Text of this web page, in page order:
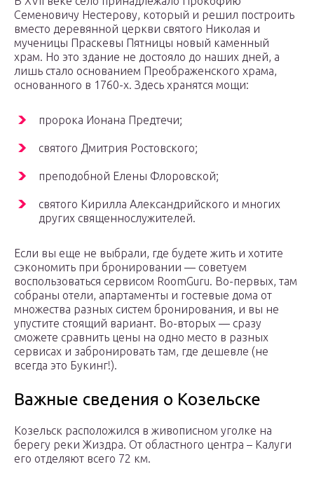
Семеновичу Нестерову, который и решил построить
вместо деревянной церкви святого Николая и
мученицы Праскевы Пятницы новый каменный
храм. Но это здание не достояло до наших дней, а
лишь стало основанием Преображенского храма,
основанного в 1760-х. Здесь хранятся мощи:
пророка Ионана Предтечи;
святого Дмитрия Ростовского;
преподобной Елены Флоровской;
святого Кирилла Александрийского и многих
других священнослужителей.
Если вы еще не выбрали, где будете жить и хотите
сэкономить при бронировании — советуем
воспользоваться сервисом RoomGuru. Во-первых, там
собраны отели, апартаменты и гостевые дома от
множества разных систем бронирования, и вы не
упустите стоящий вариант. Во-вторых — сразу
сможете сравнить цены на одно место в разных
сервисах и забронировать там, где дешевле (не
всегда это Букинг!).
Важные сведения о Козельске
Козельск расположился в живописном уголке на
берегу реки Жиздра. От областного центра – Калуги
его отделяют всего 72 км.